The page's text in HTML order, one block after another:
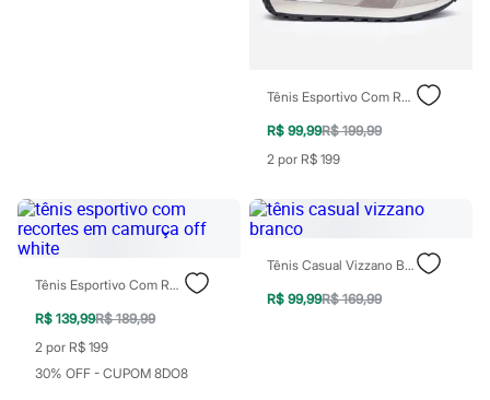
Sapatos
Tênis
Menina
Babuche
Botas
Chinelos
Pantufas
Sandálias
Sapatilhas
Tênis
Tênis Esportivo Com Recortes Tratorado Cinza
R$ 99,99R$ 199,99
2 por R$ 199
Tênis Esportivo Com Recortes Em Camurça Off White
R$ 139,99R$ 189,99
2 por R$ 199
30% OFF - CUPOM 8DO8
Tênis Casual Vizzano Branco
R$ 99,99R$ 169,99